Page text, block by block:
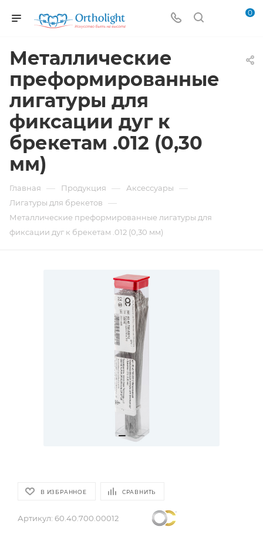
0
Металлические
преформированные
лигатуры для
фиксации дуг к
брекетам .012 (0,30
мм)
Главная — Продукция — Аксессуары —
Лигатуры для брекетов —
Металлические преформированные лигатуры для
фиксации дуг к брекетам .012 (0,30 мм)
В ИЗБРАННОЕ СРАВНИТЬ
Артикул: 60.40.700.00012